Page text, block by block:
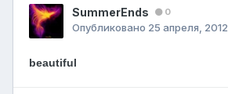
SummerEnds 0
Опубликовано 25 апреля, 2012
beautiful